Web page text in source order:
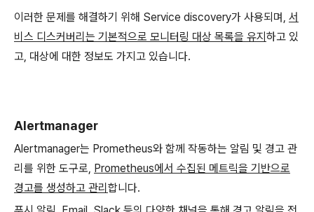
이러한 문제를 해결하기 위해 Service discovery가 사용되며, 서
비스 디스커버리는 기본적으로 모니터링 대상 목록을 유지 하고 있
고, 대상에 대한 정보도 가지고 있습니다.
Alertmanager
Alertmanager는 Prometheus와 함께 작동하는 알림 및 경고 관
리를 위한 도구로, Prometheus에서 수집된 메트릭을 기반으로
경고를 생성하고 관리 합니다.